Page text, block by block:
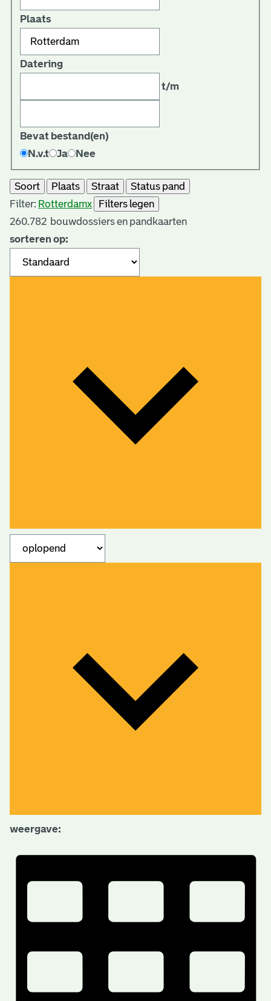
Plaats
Datering
t/m
Bevat bestand(en)
N.v.t
Ja Nee
Soort Plaats Straat
Status pand
Filter: Rotterdamx
Filters legen
260.782 bouwdossiers en pandkaarten
sorteren op:
weergave: